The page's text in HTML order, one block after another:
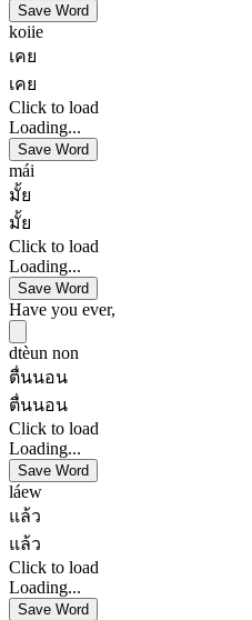
Save Word
koiie
เคย
เคย
Click to load
Loading...
Save Word
mái
มั้ย
มั้ย
Click to load
Loading...
Save Word
Have you ever,
dtèun non
ตื่นนอน
ตื่นนอน
Click to load
Loading...
Save Word
láew
แล้ว
แล้ว
Click to load
Loading...
Save Word